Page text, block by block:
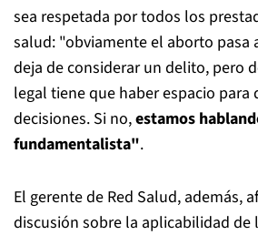
sea respetada por todos los
salud: "obviamente el aborto pasa
deja de considerar un delito, pero
legal tiene que haber espacio para
decisiones. Si no,estamos
fundamentalista".
El gerente de Red Salud, además,
discusión sobre la aplicabilidad de